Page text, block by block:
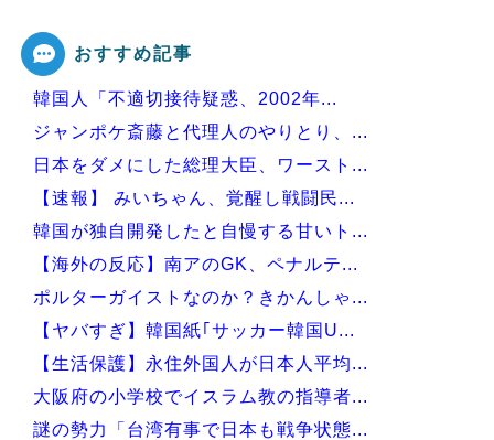
Powered by livedoor 相互RSS
おすすめ記事
韓国人「不適切接待疑惑、2002年...
ジャンポケ斎藤と代理人のやりとり、...
日本をダメにした総理大臣、ワースト...
【速報】 みいちゃん、覚醒し戦闘民...
韓国が独自開発したと自慢する甘いト...
【海外の反応】南アのGK、ペナルテ...
ポルターガイストなのか？きかんしゃ...
【ヤバすぎ】韓国紙｢サッカー韓国U...
【生活保護】永住外国人が日本人平均...
大阪府の小学校でイスラム教の指導者...
謎の勢力「台湾有事で日本も戦争状態...